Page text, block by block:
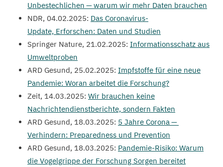
Unbestechlichen — warum wir mehr Daten brauchen
NDR, 04.02.2025: Das Coronavirus-
Update, Erforschen: Daten und Studien
Springer Nature, 21.02.2025: Informationsschatz aus
Umweltproben
ARD Gesund, 25.02.2025: Impfstoffe für eine neue
Pandemie: Woran arbeitet die Forschung?
Zeit, 14.03.2025: Wir brauchen keine
Nachrichtendienstberichte, sondern Fakten
ARD Gesund, 18.03.2025: 5 Jahre Corona —
Verhindern: Preparedness und Prevention
ARD Gesund, 18.03.2025: Pandemie-Risiko: Warum
die Vogelgrippe der Forschung Sorgen bereitet